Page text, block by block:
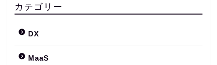
カテゴリー
DX
MaaS